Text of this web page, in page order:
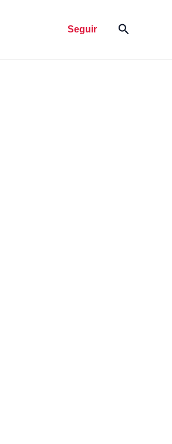
Seguir Pesquisar